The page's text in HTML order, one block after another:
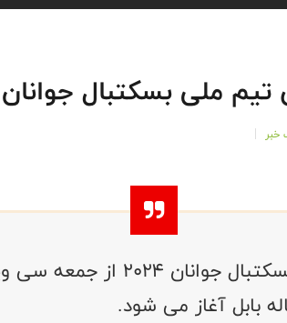
خبر
بابل آغاز می شود.